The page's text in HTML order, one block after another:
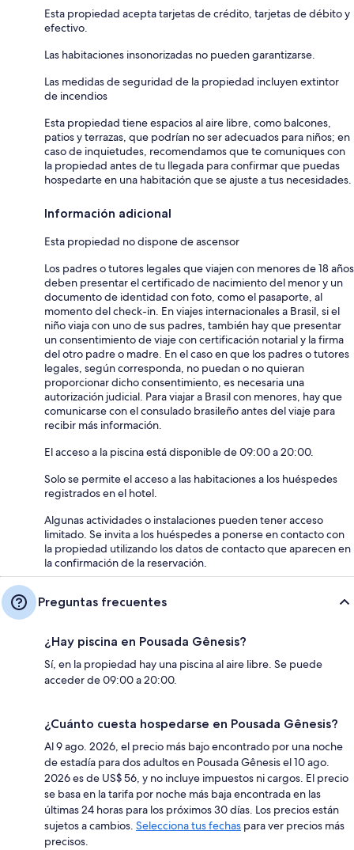
Esta propiedad acepta tarjetas de crédito, tarjetas de débito y
efectivo.
Las habitaciones insonorizadas no pueden garantizarse.
Las medidas de seguridad de la propiedad incluyen extintor
de incendios
Esta propiedad tiene espacios al aire libre, como balcones,
patios y terrazas, que podrían no ser adecuados para niños; en
caso de inquietudes, recomendamos que te comuniques con
la propiedad antes de tu llegada para confirmar que puedas
hospedarte en una habitación que se ajuste a tus necesidades.
Información adicional
Esta propiedad no dispone de ascensor
Los padres o tutores legales que viajen con menores de 18 años
deben presentar el certificado de nacimiento del menor y un
documento de identidad con foto, como el pasaporte, al
momento del check-in. En viajes internacionales a Brasil, si el
niño viaja con uno de sus padres, también hay que presentar
un consentimiento de viaje con certificación notarial y la firma
del otro padre o madre. En el caso en que los padres o tutores
legales, según corresponda, no puedan o no quieran
proporcionar dicho consentimiento, es necesaria una
autorización judicial. Para viajar a Brasil con menores, hay que
comunicarse con el consulado brasileño antes del viaje para
recibir más información.
El acceso a la piscina está disponible de 09:00 a 20:00.
Solo se permite el acceso a las habitaciones a los huéspedes
registrados en el hotel.
Algunas actividades o instalaciones pueden tener acceso
limitado. Se invita a los huéspedes a ponerse en contacto con
la propiedad utilizando los datos de contacto que aparecen en
la confirmación de la reservación.
Preguntas frecuentes
¿Hay piscina en Pousada Gênesis?
Sí, en la propiedad hay una piscina al aire libre. Se puede
acceder de 09:00 a 20:00.
¿Cuánto cuesta hospedarse en Pousada Gênesis?
Al 9 ago. 2026, el precio más bajo encontrado por una noche
de estadía para dos adultos en Pousada Gênesis el 10 ago.
2026 es de US$ 56, y no incluye impuestos ni cargos. El precio
se basa en la tarifa por noche más baja encontrada en las
últimas 24 horas para los próximos 30 días. Los precios están
sujetos a cambios. Selecciona tus fechas para ver precios más
precisos.